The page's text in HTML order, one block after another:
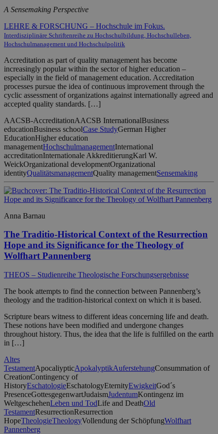
A Sensemaking Perspective
LEHRE & FORSCHUNG – Hochschule im Fokus.
Interdisziplinäre Schriftenreihe zu Hochschulbildung, Hochschulleben,
Hochschulmanagement und Hochschulpolitik
Accreditation as part of quality management has become
increasingly popular within the sector of higher education –
especially in the field of management education. Accreditation
processes pursue the idea of continuous improvement through the
cyclic assessment of organizations against internationally agreed and
accepted quality standards. […]
AACSB-AccreditationAACSB InternationalBusiness
educationBusiness schoolCase StudyGerman Higher
EducationHigher education
managementHochschulmanagementInternational
accreditationInternationale AkkreditierungKarl W.
WeickOrganizational developmentOrganizational
identityQualitätsmanagementQuality managementSensemaking
Anna Barnau
The Traditio-Historical Context of the Resurrection
Hope and its Significance for the Theology of
Wolfhart Pannenberg
THEOS – Studienreihe Theologische Forschungsergebnisse
The book attempts to find the connection between Pannenberg’s
theology and the tradition-historical context on which it is based.
Scripture bears witness to different ideas concerning life and death.
These notions have been modified and undergone changes
throughout history. Thus, the idea that the life is fulfilled on the earth
in […]
Altes
TestamentApocaliypticApokalyptikAuferstehungConsummation of
CreationContingency of
HistoryEschatologieEschatologyEternityEwigkeitGod´s
PresenceGottesgegenwartJudaismJudentumKontingenz im
WeltgeschehenLeben und TodLife and DeathOld
TestamentResurrectionResurrection
HopeTheologieTheologyVollendung der SchöpfungWolfhart
Pannenberg